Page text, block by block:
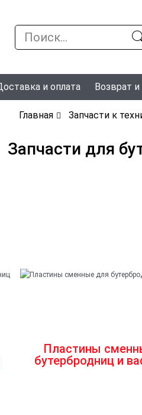
и оплата Возврат
Главная Запчасти к
Запчасти для
Пластины
бутербродниц и